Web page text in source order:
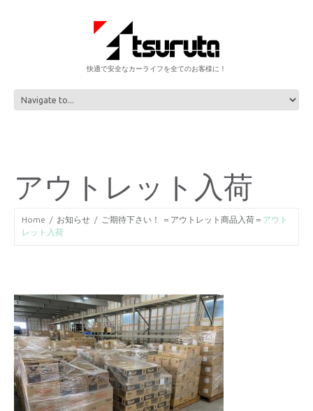
快適で安全なカーライフを全てのお客様に！
アウトレット入荷
Home お知らせ ご期待下さい！ ＝アウトレット商品入荷＝ アウト
レット入荷